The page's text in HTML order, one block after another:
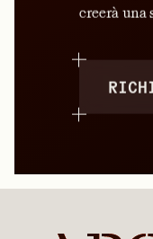
creerà una